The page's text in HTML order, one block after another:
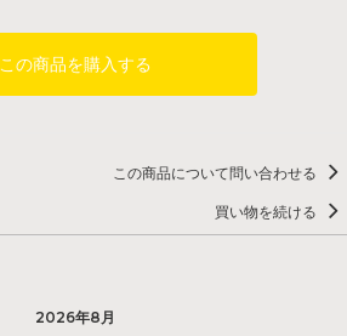
この商品を購入する
この商品について問い合わせる
買い物を続ける
2026年8月